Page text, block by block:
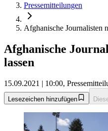
Pressemitteilungen
Afghanische Journalisten
Afghanische
lassen
15.09.2021 | 10:00,
Lesezeichen hinzufügen